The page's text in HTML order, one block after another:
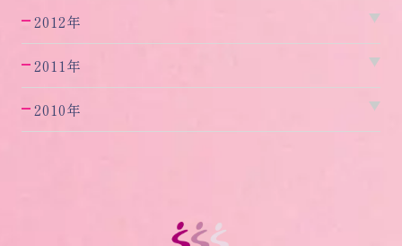
2012年
2011年
2010年